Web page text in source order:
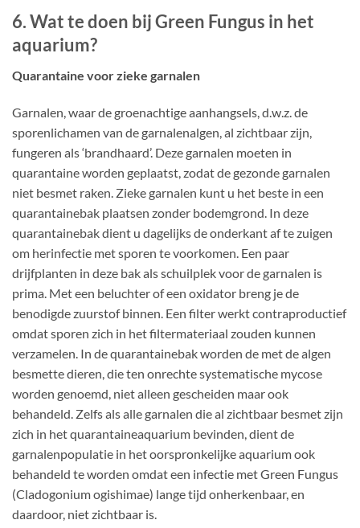
6. Wat te doen bij Green Fungus in het
aquarium?
Quarantaine voor zieke garnalen
Garnalen, waar de groenachtige aanhangsels, d.w.z. de
sporenlichamen van de garnalenalgen, al zichtbaar zijn,
fungeren als ‘brandhaard’. Deze garnalen moeten in
quarantaine worden geplaatst, zodat de gezonde garnalen
niet besmet raken. Zieke garnalen kunt u het beste in een
quarantainebak plaatsen zonder bodemgrond. In deze
quarantainebak dient u dagelijks de onderkant af te zuigen
om herinfectie met sporen te voorkomen. Een paar
drijfplanten in deze bak als schuilplek voor de garnalen is
prima. Met een beluchter of een oxidator breng je de
benodigde zuurstof binnen. Een filter werkt contraproductief
omdat sporen zich in het filtermateriaal zouden kunnen
verzamelen. In de quarantainebak worden de met de algen
besmette dieren, die ten onrechte systematische mycose
worden genoemd, niet alleen gescheiden maar ook
behandeld. Zelfs als alle garnalen die al zichtbaar besmet zijn
zich in het quarantaineaquarium bevinden, dient de
garnalenpopulatie in het oorspronkelijke aquarium ook
behandeld te worden omdat een infectie met Green Fungus
(Cladogonium ogishimae) lange tijd onherkenbaar, en
daardoor, niet zichtbaar is.